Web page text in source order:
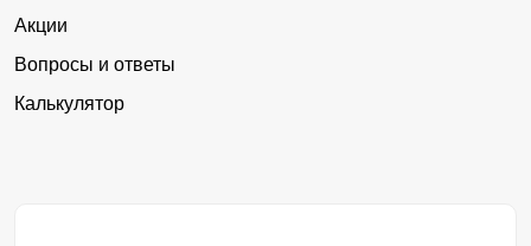
Акции
Вопросы и ответы
Калькулятор